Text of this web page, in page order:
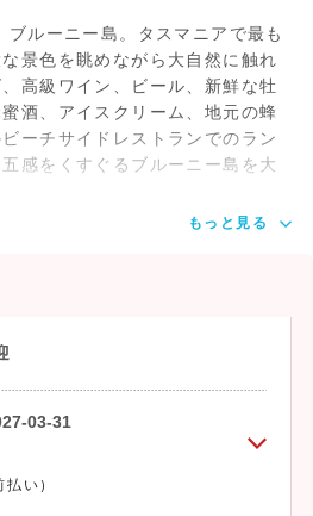
ブルーニー島。タスマニアで最も
景色を眺めながら大自然に触れ
高級ワイン、ビール、新鮮な牡
酒、アイスクリーム、地元の蜂
ーチサイドレストランでのラン
感をくすぐるブルーニー島を大
もっと見る
03-31
払い)